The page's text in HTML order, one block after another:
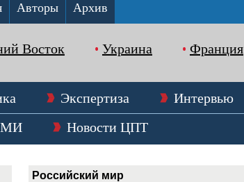
Авторы Архив
Восток Украина Франция
Экспертиза Интервью
Новости ЦПТ
Российский мир